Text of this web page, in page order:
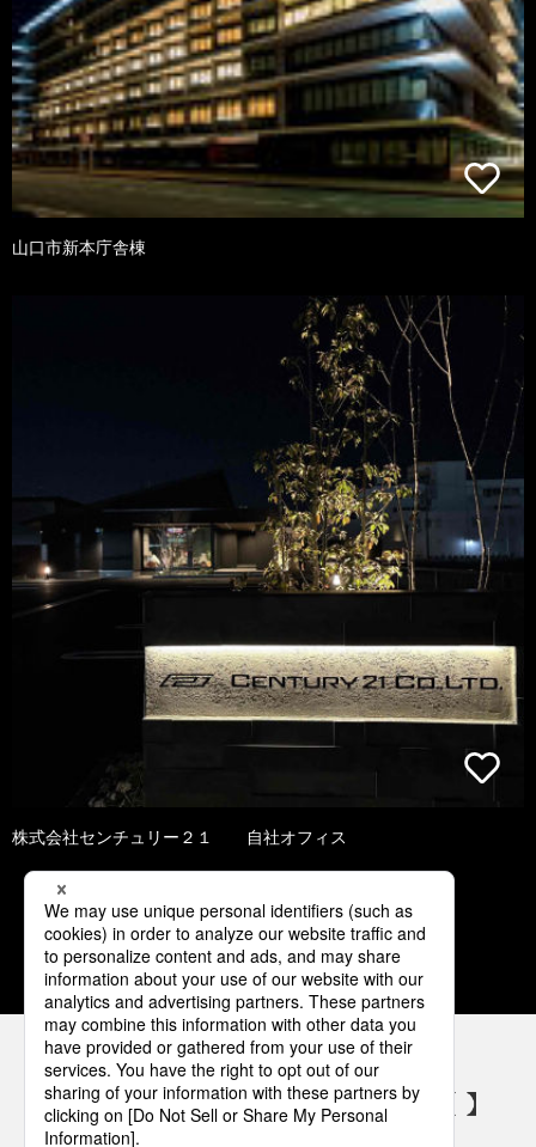
山口市新本庁舎棟
株式会社センチュリー２１ 自社オフィス
1 2 3 4 5
パナソニックの電気設備 SNSアカウント